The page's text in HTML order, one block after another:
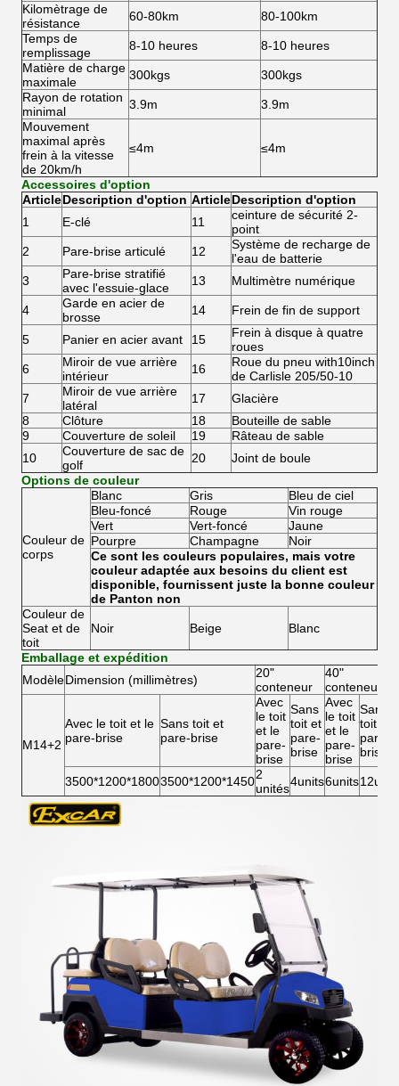
Kilomètrage de
résistance
60-80km
80-100km
Temps de
remplissage
8-10 heures
8-10 heures
Matière de charge
maximale
300kgs
300kgs
Rayon de rotation
minimal
3.9m
3.9m
Mouvement
maximal après
frein à la vitesse
de 20km/h
≤4m ≤4m
Accessoires d'option
ArticleDescription d'option ArticleDescription d'option
1
E-clé 11
ceinture de sécurité 2-
point
2
Pare-brise articulé 12
Système de recharge de
l'eau de batterie
3
Pare-brise stratifié
avec l'essuie-glace
13 Multimètre numérique
4
Garde en acier de
brosse
14 Frein de fin de support
5 Panier en acier avant 15
Frein à disque à quatre
roues
6
Miroir de vue arrière
intérieur
16
Roue du pneu with10inch
de Carlisle 205/50-10
7
Miroir de vue arrière
latéral
17
Glacière
8
Clôture 18
Bouteille de sable
9
Couverture de soleil 19
Râteau de sable
10
Couverture de sac de
golf
20
Joint de boule
Options de couleur
Couleur de
corps
Blanc Gris
Bleu de ciel
Bleu-foncé
Rouge
Vin rouge
Vert
Vert-foncé
Jaune
Pourpre
Champagne
Noir
Ce sont les couleurs populaires, mais votre
couleur adaptée aux besoins du client est
disponible, fournissent juste la bonne couleur
de Panton non
Couleur de
Seat et de
toit
Noir Beige Blanc
Emballage et expédition
ModèleDimension (millimètres)
20"
conteneur
40"
conteneur
M14+2
Avec le toit et le
pare-brise
Sans toit et
pare-brise
Avec
le toit
et le
pare-
brise
Sans
toit et
pare-
brise
Avec
le toit
et le
pare-
brise
Sans
toit et
pare-
brise
3500*1200*18003500*1200*14502
unités4units6units